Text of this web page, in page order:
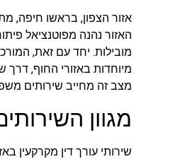
אזור הצפון, בראשו חיפה,
האזור נהנה מפוטנציאל
מובילות. יחד עם זאת,
מיוחדות באזורי החוף, דרך
מצב זה מחייב שירותים
מגוון
שירותי עורך דין מקרקעין